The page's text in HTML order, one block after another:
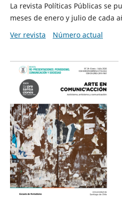
La revista Políticas Públicas se
meses de enero y julio de cada
Ver revista
Número actual